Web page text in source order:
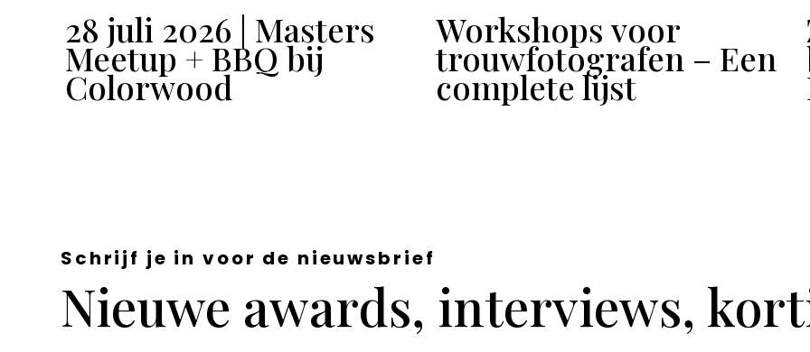
28 juli 2026 | Masters
Meetup + BBQ bij
Colorwood
Workshops voor
trouwfotografen – Een
complete lijst
Schrijf je in voor de nieuwsbrief
Nieuwe awards, interviews,